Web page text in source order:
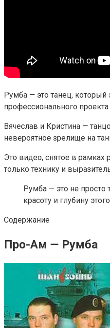
Румба — это танец, который
профессионального
Вячеслав и Кристина —
невероятное зрелище на
Это видео, снятое в рамках
только технику и
Румба — это не просто
красоту и глубину
Содержание
Про-Ам — Румба